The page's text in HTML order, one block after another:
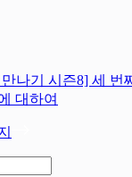
나기 시즌8] 세 번
대하여